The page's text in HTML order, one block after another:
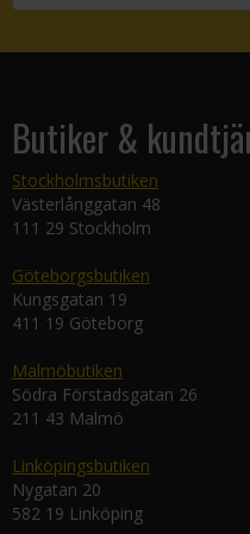
Butiker &
Stockholmsbutiken
Västerlånggatan 48
111 29 Stockholm
Göteborgsbutiken
Kungsgatan 19
411 19 Göteborg
Malmöbutiken
Södra Förstadsgatan 26
211 43 Malmö
Linköpingsbutiken
Nygatan 20
582 19 Linköping